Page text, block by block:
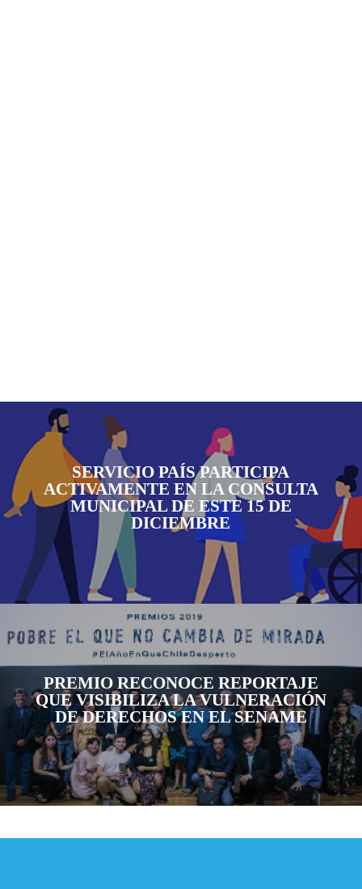
SERVICIO PAÍS PARTICIPA
ACTIVAMENTE EN LA CONSULTA
MUNICIPAL DE ESTE 15 DE
DICIEMBRE
PREMIO RECONOCE REPORTAJE
QUE VISIBILIZA LA VULNERACIÓN
DE DERECHOS EN EL SENAME